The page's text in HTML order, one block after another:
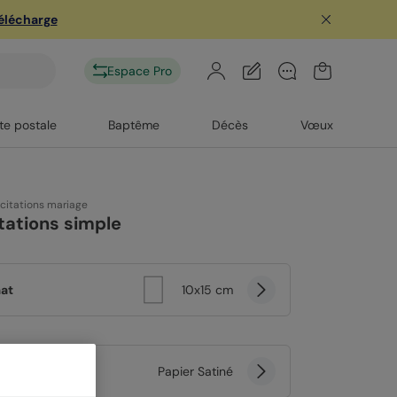
Espace Pro
postale Baptême Décès Vœux
mariage
simple
10x15 cm
Papier Satiné